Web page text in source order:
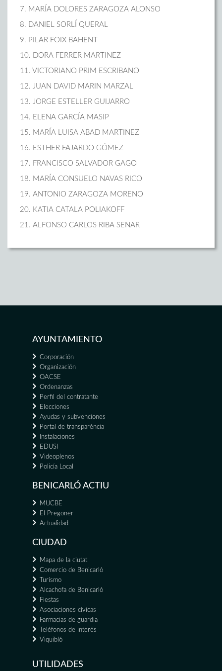
7. MARÍA DOLORES ZARAGOZA ALONSO
8. DANIEL SORLÍ QUERAL
9. PILAR FOIX BAHENT
10. DORA FERRER MARTINEZ
11. VICTORIANO PRIM ESCRIBANO
12. JUAN DAVID MARIN MARZAL
13. JORGE ESTELLER GUIJARRO
14. ELENA GARCÍA MASIP
15. MARÍA LUISA ABAD MARTINEZ
16. ESTHER FAJARDO GÓMEZ
17. FRANCISCO SALVADOR GAGO
18. MARÍA CONSUELO NAVAS RICO
19. ANTONIO ZARAGOZA MORENO
20. KATIA CATALA POLIAKOFF
21. ALFONSO CARLOS RIBA SENAR
AYUNTAMIENTO
Corporación
Organización
OACSE
Ordenanzas
Perfil del contratante
Elecciones
Ayudas y subvenciones
Portal de transparència
Instalaciones
EDUSI
Videoplenos
Policía Local
BENICARLÓ ACTIU
MUCBE
El Pregoner
Actualidad
CIUDAD
Mapa de la ciutat
Comercio de Benicarló
Turismo
Alcachofa de Benicarló
Fiestas
Asociaciones cívicas
Farmacias de guardia
Teléfonos de interés
Viquibló
UTILIDADES